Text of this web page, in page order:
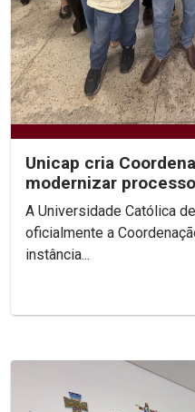
Unicap cria
modernizar
ampliar o uso de IA...
A Universidade Católica
oficialmente a
instância...